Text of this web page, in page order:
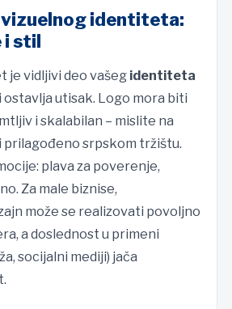
identiteta:
i stil
je vidljivi deo vašeg identiteta
ostavlja utisak. Logo mora biti
i skalabilan – mislite na
prilagođeno srpskom tržištu.
plava za poverenje,
Za male biznise,
može se realizovati povoljno
a doslednost u primeni
socijalni mediji) jača